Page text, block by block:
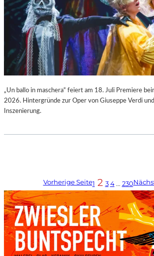
„Un ballo in maschera“ feiert am 18. Juli Premiere
2026. Hintergründe zur Oper von Giuseppe Verdi
Inszenierung.
Vorherige Seite1 2 3 4 … 230